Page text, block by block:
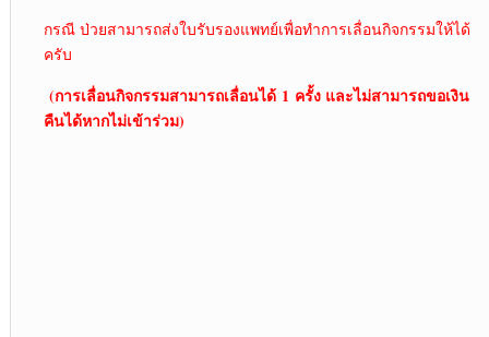
กรณี ป่วยสามารถส่งใบรับรองแพทย์เพื่อทำการเลื่อนกิจกรรมให้ได้
ครับ
(การเลื่อนกิจกรรมสามารถเลื่อนได้ 1 ครั้ง และไม่สามารถขอเงิน
คืนได้หากไม่เข้าร่วม)